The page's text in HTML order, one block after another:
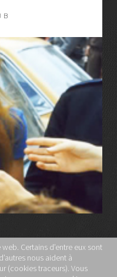
Certains d’entre eux sont
nous aident à
(cookies traceurs). Vous